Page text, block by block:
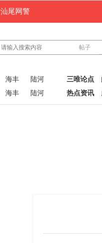
汕尾网警
帖子
海丰
陆河
海丰 陆河
三唯论点
热点资讯